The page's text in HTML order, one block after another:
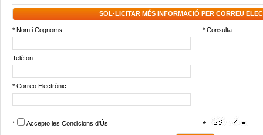
SOL·LICITAR MÉS INFORMACIÓ PER CORREU
* Nom i Cognoms * Consulta
Telèfon
* Correo Electrònic
* Accepto les Condicions d'Ús *